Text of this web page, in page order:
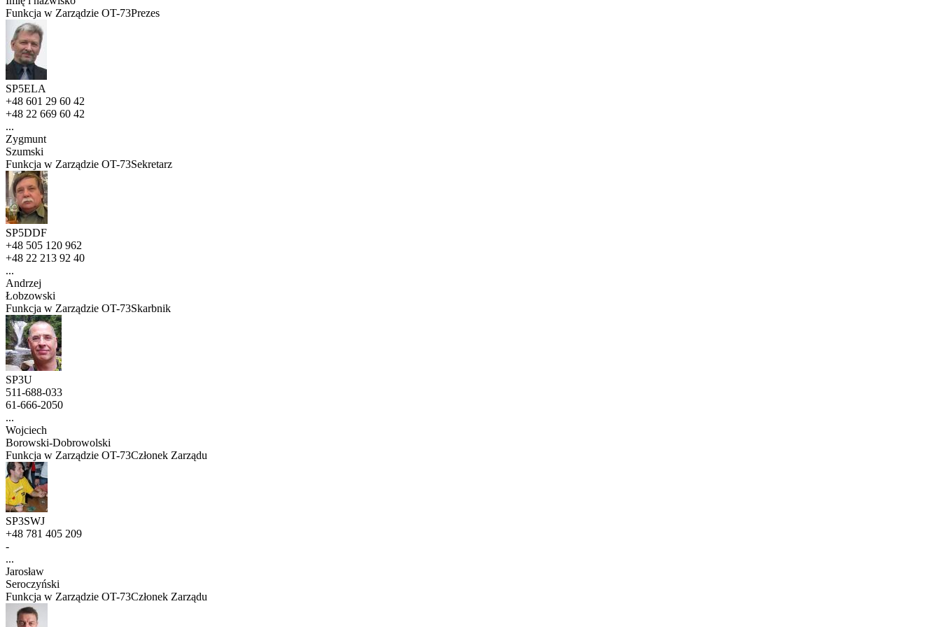
Funkcja w Zarządzie OT-73Prezes
SP5ELA
+48 601 29 60 42
+48 22 669 60 42
...
Zygmunt
Szumski
Funkcja w Zarządzie OT-73Sekretarz
SP5DDF
+48 505 120 962
+48 22 213 92 40
...
Andrzej
Łobzowski
Funkcja w Zarządzie OT-73Skarbnik
SP3U
511-688-033
61-666-2050
...
Wojciech
Borowski-Dobrowolski
Funkcja w Zarządzie OT-73Członek Zarządu
SP3SWJ
+48 781 405 209
-
...
Jarosław
Seroczyński
Funkcja w Zarządzie OT-73Członek Zarządu